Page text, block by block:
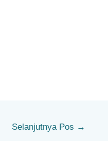
Selanjutnya Pos →